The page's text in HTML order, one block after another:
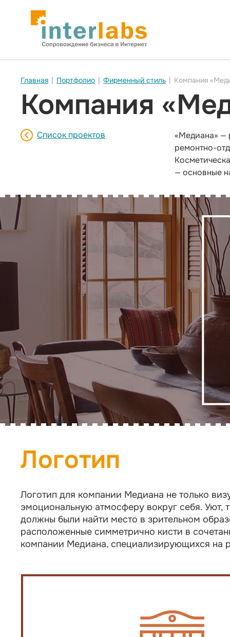
Главная | Портфолио | Фирменный стиль | Компания
Компания
Список проектов
«Медиана» —
ремонтно-
— основные
Логотип
Логотип для компании Медиана не только
эмоциональную атмосферу вокруг себя. Уют,
должны были найти место в зрительном
расположенные симметрично кисти в
компании Медиана, специализирующихся на